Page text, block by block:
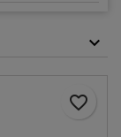
favorite_border